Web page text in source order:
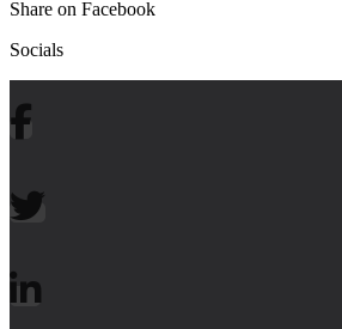
Share on Facebook
Socials